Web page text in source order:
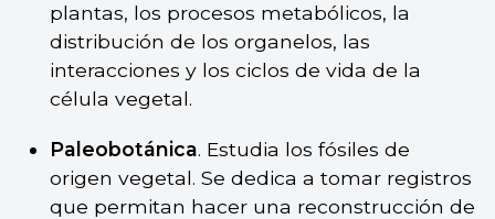
plantas, los procesos metabólicos, la
distribución de los organelos, las
interacciones y los ciclos de vida de la
célula vegetal.
Paleobotánica. Estudia los fósiles de
origen vegetal. Se dedica a tomar registros
que permitan hacer una reconstrucción de